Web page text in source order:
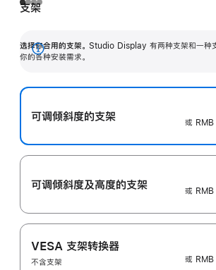
支架
选择你合用的支架。 Studio Display 有两种支架和一种
你的各种安装需求。
展
可调倾斜度的支架
或
可调倾斜度及高‍度的支‍架
或
VESA 支架转换器
不含支架
或